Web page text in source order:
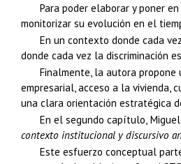
Para poder elaborar y poner
monitorizar su evolución en el
En un contexto donde cada
donde cada vez la discriminación
Finalmente, la autora
empresarial, acceso a la vivienda,
una clara orientación estratégica
En el segundo capítulo,
contexto institucional y discursivo
Este esfuerzo conceptual